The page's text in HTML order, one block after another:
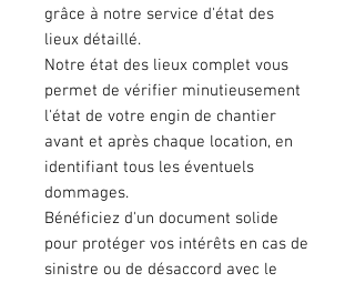
grâce à notre service d'état des
lieux détaillé.
Notre état des lieux complet vous
permet de vérifier minutieusement
l'état de votre engin de chantier
avant et après chaque location, en
identifiant tous les éventuels
dommages.
Bénéficiez d'un document solide
pour protéger vos intérêts en cas de
sinistre ou de désaccord avec le